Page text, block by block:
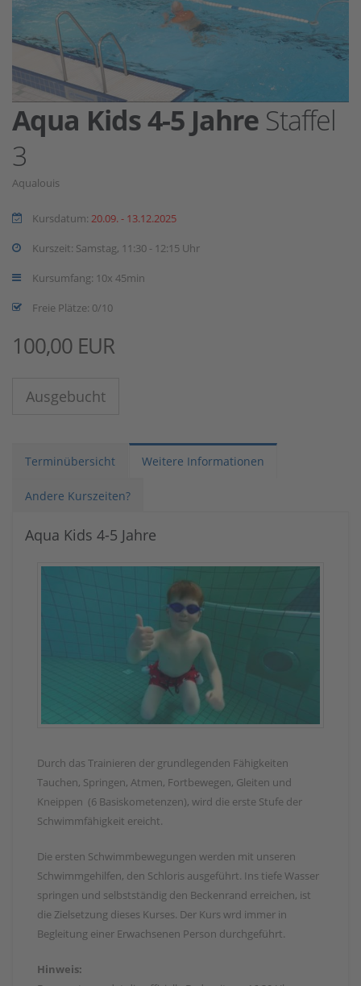
Aqua Kids 4-5 Jahre Staffel
3
Aqualouis
Kursdatum: 20.09. - 13.12.2025
Kurszeit: Samstag, 11:30 - 12:15 Uhr
Kursumfang: 10x 45min
Freie Plätze: 0/10
100,00 EUR
Ausgebucht
Terminübersicht Weitere Informationen
Andere Kurszeiten?
Aqua Kids 4-5 Jahre
Durch das Trainieren der grundlegenden Fähigkeiten
Tauchen, Springen, Atmen, Fortbewegen, Gleiten und
Kneippen (6 Basiskometenzen), wird die erste Stufe der
Schwimmfähigkeit ereicht.
Die ersten Schwimmbewegungen werden mit unseren
Schwimmgehilfen, den Schloris ausgeführt. Ins tiefe Wasser
springen und selbstständig den Beckenrand erreichen, ist
die Zielsetzung dieses Kurses. Der Kurs wrd immer in
Begleitung einer Erwachsenen Person durchgeführt.
Hinweis: